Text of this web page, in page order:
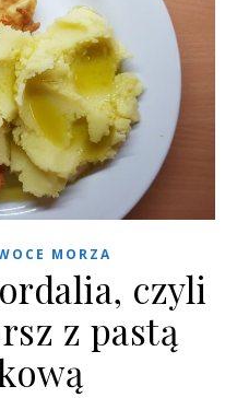
MORZA
czyli
z pastą